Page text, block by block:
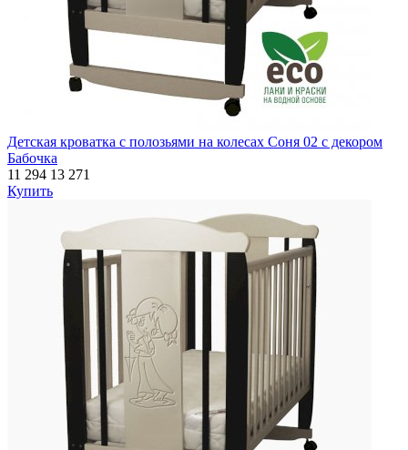
Детская кроватка с полозьями на колесах Соня 02 с декором
Бабочка
11 294 13 271
Купить